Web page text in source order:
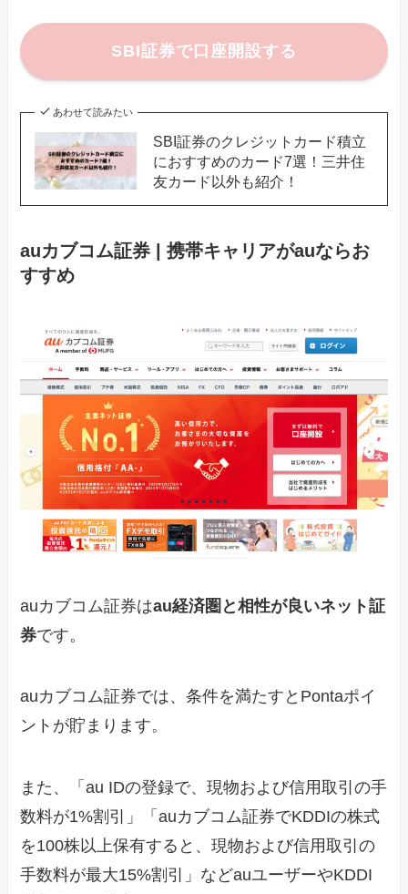
SBI証券で口座開設する
あわせて読みたい
SBI証券のクレジットカード積立
におすすめのカード7選！三井住
友カード以外も紹介！
auカブコム証券 | 携帯キャリアがauならお
すすめ
auカブコム証券はau経済圏と相性が良いネット証
券です。
auカブコム証券では、条件を満たすとPontaポイ
ントが貯まります。
また、「au IDの登録で、現物および信用取引の手
数料が1%割引」「auカブコム証券でKDDIの株式
を100株以上保有すると、現物および信用取引の
手数料が最大15%割引」などauユーザーやKDDI